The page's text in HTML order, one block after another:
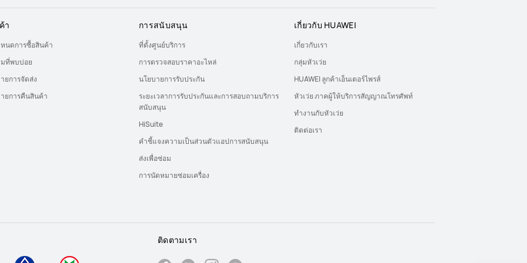
า
นดการซื้อสินค้า
ที่พบบ่อย
ยการจัดส่ง
ยการคืนสินค้า
การสนับสนุน
ที่ตั้งศูนย์บริการ
การตรวจสอบราคาอะไหล่
นโยบายการรับประกัน
ระยะเวลาการรับประกันและการสอบถามบริการ
สนับสนุน
HiSuite
คำชี้แจงความเป็นส่วนตัวแอปการสนับสนุน
ส่งเพื่อซ่อม
การนัดหมายซ่อมเครื่อง
เกี่ยวกับ HUAWEI
เกี่ยวกับเรา
กลุ่มหัวเว่ย
HUAWEI ลูกค้าเอ็นเตอร์ไพรส์
หัวเว่ย ภาคผู้ให้บริการสัญญาณโทรศัพท์
ทำงานกับหัวเว่ย
ติดต่อเรา
ติดตามเรา